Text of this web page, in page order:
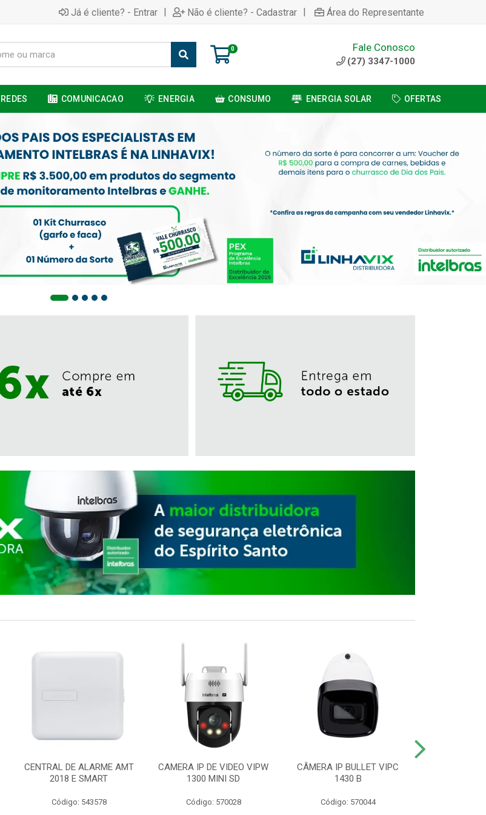
Já é cliente? - Entrar | Não é cliente? - Cadastrar | Área do Representante
0 Fale Conosco
(27) 3347-1000
REDES COMUNICACAO ENERGIA CONSUMO ENERGIA SOLAR OFERTAS
CENTRAL DE ALARME AMT
2018 E SMART
Código: 543578
CAMERA IP DE VIDEO VIPW
1300 MINI SD
Código: 570028
CÂMERA IP BULLET VIPC
1430 B
Código: 570044